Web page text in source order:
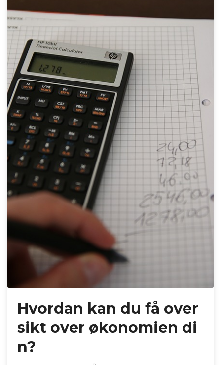
Hvordan kan du få over
sikt over økonomien di
n?